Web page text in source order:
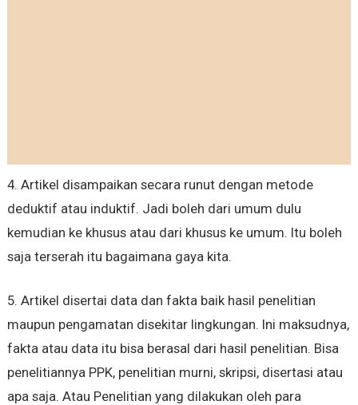
4. Artikel disampaikan secara runut dengan metode
deduktif atau induktif. Jadi boleh dari umum dulu
kemudian ke khusus atau dari khusus ke umum. Itu boleh
saja terserah itu bagaimana gaya kita.
5. Artikel disertai data dan fakta baik hasil penelitian
maupun pengamatan disekitar lingkungan. Ini maksudnya,
fakta atau data itu bisa berasal dari hasil penelitian. Bisa
penelitiannya PPK, penelitian murni, skripsi, disertasi atau
apa saja. Atau Penelitian yang dilakukan oleh para